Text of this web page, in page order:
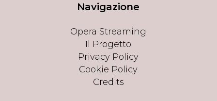
Navigazione
Opera Streaming
Il Progetto
Privacy Policy
Cookie Policy
Credits